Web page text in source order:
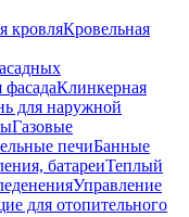
кровляКровельная
Клинкерная
для наружной
Газовые
печиБанные
батареиТеплый
Управление
для отопительного